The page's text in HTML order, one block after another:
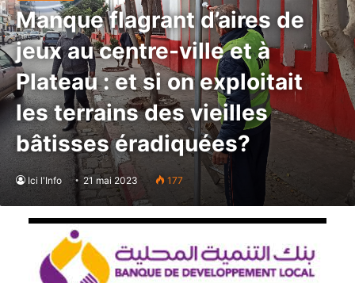
Manque flagrant d’aires de
jeux au centre-ville et à
Plateau : et si on exploitait
les terrains des vieilles
bâtisses éradiquées?
Ici l'Info 21 mai 2023 177